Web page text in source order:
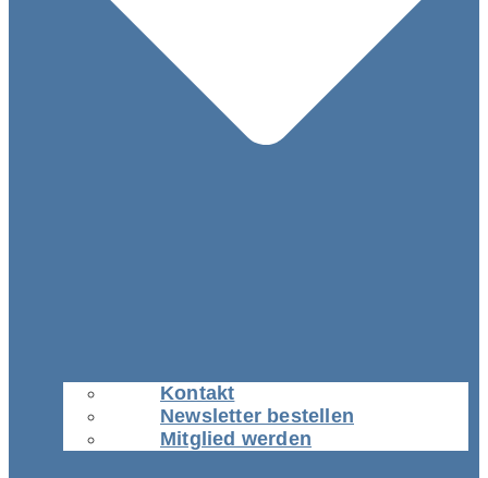
Kontakt
Newsletter bestellen
Mitglied werden